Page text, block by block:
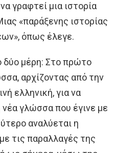
γραφτεί μια ιστορία
«παράξενης ιστορίας
όπως έλεγε.
δύο μέρη: Στο πρώτο
αρχίζοντας από την
ελληνική, για να
νέα γλώσσα που έγινε με
αναλύεται η
τις παραλλαγές της